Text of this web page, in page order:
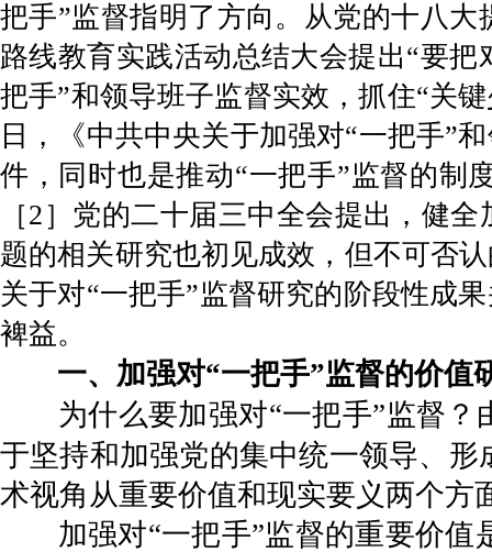
把手”监督指明了方向。从党的十八
路线教育实践活动总结大会提出“要
把手”和领导班子监督实效，抓住“关
日，《中共中央关于加强对“一把手”
件，同时也是推动“一把手”监督的制
［2］党的二十届三中全会提出，健
题的相关研究也初见成效，但不可否
关于对“一把手”监督研究的阶段性成
裨益。
一、加强对“一把手”监督的价值
为什么要加强对“一把手”监督
于坚持和加强党的集中统一领导、
术视角从重要价值和现实要义两个方
加强对“一把手”监督的重要价